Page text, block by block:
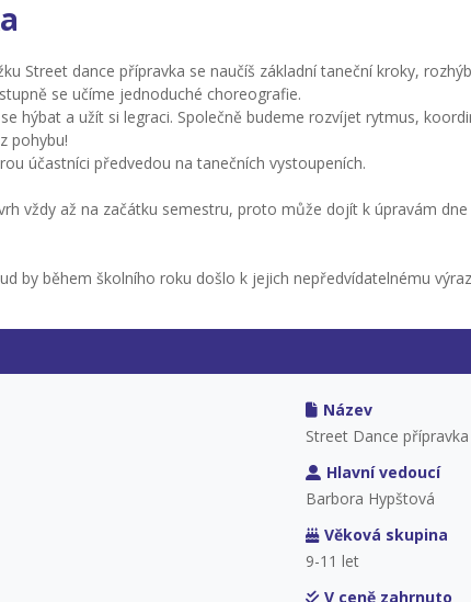
Street dance přípravka se naučíš základní taneční kroky,
se učíme jednoduché choreografie.
hýbat a užít si legraci. Společně budeme rozvíjet rytmus,
pohybu!
účastníci předvedou na tanečních vystoupeních.
vždy až na začátku semestru, proto může dojít k úpravám
by během školního roku došlo k jejich nepředvídatelnému
Název
Street Dance přípravka
Hlavní vedoucí
Barbora Hypštová
Věková skupina
9-11 let
V ceně zahrnuto